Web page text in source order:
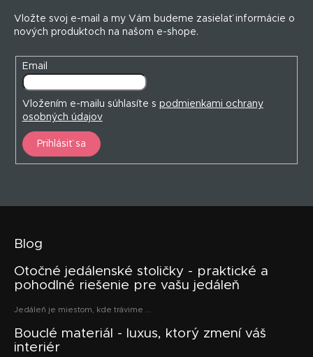
Vložte svoj e-mail a my Vám budeme zasielať informácie o
nových produktoch na našom e-shope.
Email
Vložením e-mailu súhlasíte s podmienkami ochrany
osobných údajov
Prihlásiť sa
Blog
Otočné jedálenské stoličky - praktické a
pohodlné riešenie pre vašu jedáleň
Jedáleň je miestom, kde trávime ...
Bouclé materiál - luxus, ktorý zmení váš
interiér